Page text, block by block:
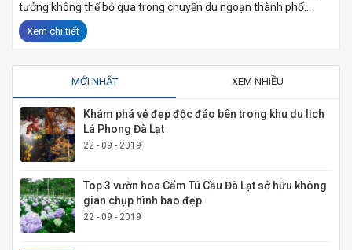
tưởng không thể bỏ qua trong chuyến du ngoạn thành phố...
Xem chi tiết
MỚI NHẤT XEM NHIỀU
Khám phá vẻ đẹp độc đáo bên trong khu du lịch
Lá Phong Đà Lạt
22 - 09 - 2019
Top 3 vườn hoa Cẩm Tú Cầu Đà Lạt sở hữu không
gian chụp hình bao đẹp
22 - 09 - 2019